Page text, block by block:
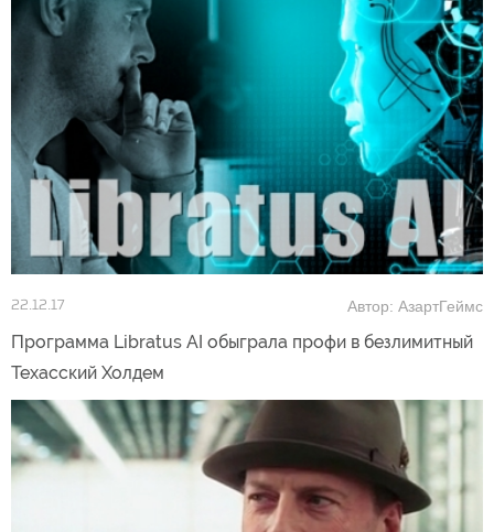
22.12.17 Автор: АзартГеймс
Программа Libratus AI обыграла профи в безлимитный
Техасский Холдем